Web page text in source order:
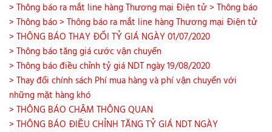
> Thông báo ra mắt line hàng Thương mại Điện tử> Thông báo
> Thông báo> Thông báo ra mắt line hàng Thương mại Điện tử
> THÔNG BÁO THAY ĐỔI TỶ GIÁ NGÀY 01/07/2020
> Thông báo tăng giá cước vận chuyển
> Thông báo điều chỉnh tỷ giá NDT ngày 19/08/2020
> Thay đổi chính sách Phí mua hàng và phí vận chuyển với
những mặt hàng khó
> THÔNG BÁO CHẬM THÔNG QUAN
> THÔNG BÁO ĐIỀU CHỈNH TĂNG TỶ GIÁ NDT NGÀY